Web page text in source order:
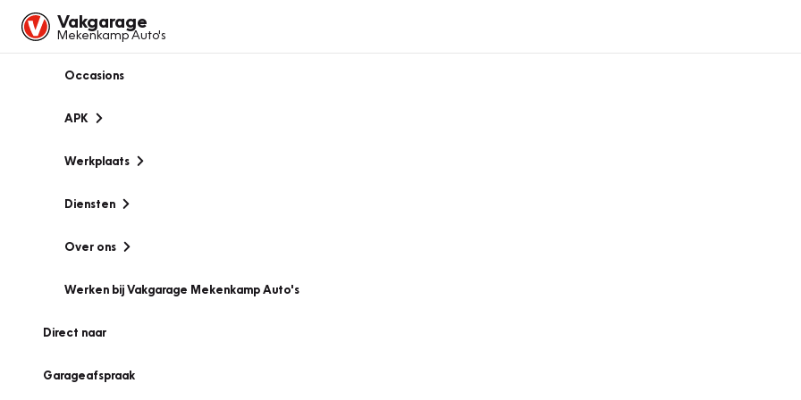
Vakgarage
Mekenkamp Auto's
Occasions
APK
Werkplaats
Diensten
Over ons
Werken bij Vakgarage Mekenkamp Auto's
Direct naar
Garageafspraak